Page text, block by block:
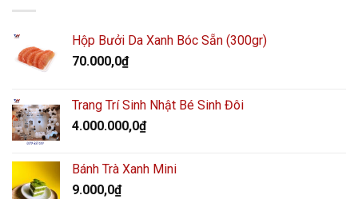
Hộp Bưởi Da Xanh Bóc Sẵn (300gr)
70.000,0₫
Trang Trí Sinh Nhật Bé Sinh Đôi
4.000.000,0₫
Bánh Trà Xanh Mini
9.000,0₫